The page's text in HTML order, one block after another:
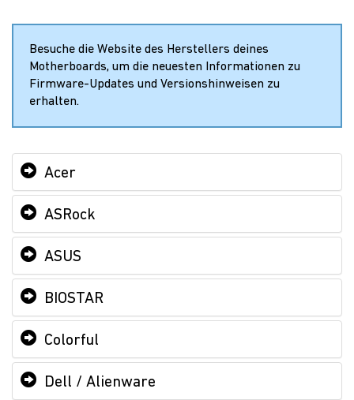
Besuche die Website des Herstellers deines
Motherboards, um die neuesten Informationen zu
Firmware-Updates und Versionshinweisen zu
erhalten.
Acer
ASRock
ASUS
BIOSTAR
Colorful
Dell / Alienware